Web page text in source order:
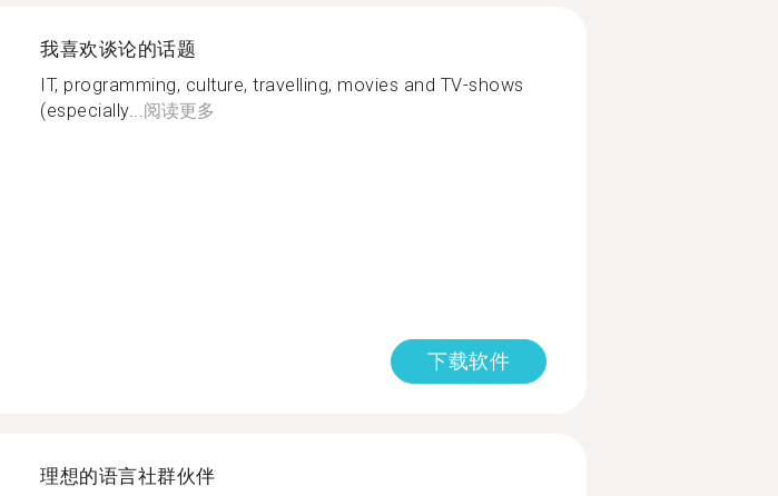
我喜欢谈论的话题
IT, programming, culture, travelling, movies and TV-shows
(especially...阅读更多
下载软件
理想的语言社群伙伴